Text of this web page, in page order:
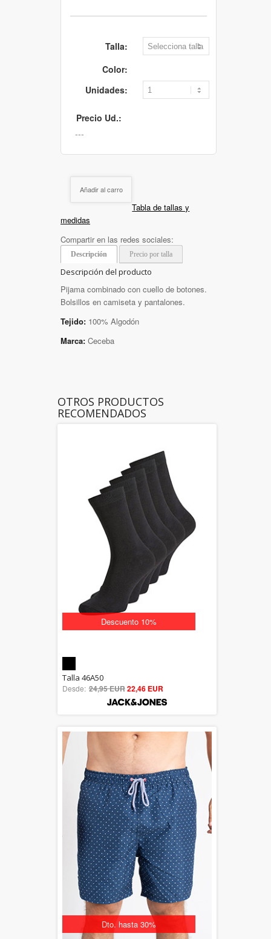
Talla:
Color:
Unidades:
Precio Ud.:
Añadir al carro
Tabla de tallas y
medidas
Compartir en las redes sociales:
Descripción Precio por talla
Descripción del producto
Pijama combinado con cuello de botones.
Bolsillos en camiseta y pantalones.
Tejido: 100% Algodón
Marca: Ceceba
OTROS PRODUCTOS
RECOMENDADOS
Descuento 10%
out of 5
Talla 46A50
Desde: 24,95 EUR22,46 EUR
Dto. hasta 30%